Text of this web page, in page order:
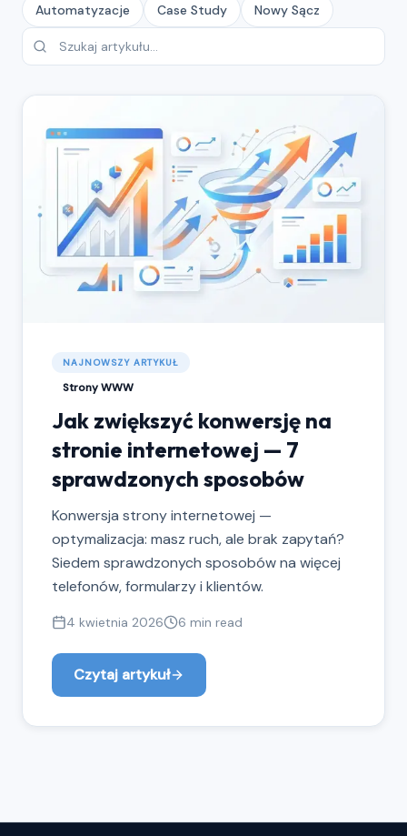
Automatyzacje Case Study Nowy Sącz
NAJNOWSZY ARTYKUŁ
Strony WWW
Jak zwiększyć konwersję na
stronie internetowej — 7
sprawdzonych sposobów
Konwersja strony internetowej —
optymalizacja: masz ruch, ale brak zapytań?
Siedem sprawdzonych sposobów na więcej
telefonów, formularzy i klientów.
4 kwietnia 2026 6 min read
Czytaj artykuł